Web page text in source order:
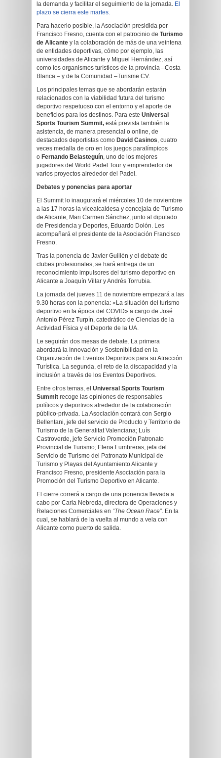
la demanda y facilitar el seguimiento de la jornada. El
plazo se cierra este martes.
Para hacerlo posible, la Asociación presidida por
Francisco Fresno, cuenta con el patrocinio de Turismo
de Alicante y la colaboración de más de una veintena
de entidades deportivas, cómo por ejemplo, las
universidades de Alicante y Miguel Hernández, así
como los organismos turísticos de la provincia –Costa
Blanca – y de la Comunidad –Turisme CV.
Los principales temas que se abordarán estarán
relacionados con la viabilidad futura del turismo
deportivo respetuoso con el entorno y el aporte de
beneficios para los destinos. Para este Universal
Sports Tourism Summit, está prevista también la
asistencia, de manera presencial o online, de
destacados deportistas como David Casinos, cuatro
veces medalla de oro en los juegos paralímpicos
o Fernando Belasteguín, uno de los mejores
jugadores del World Padel Tour y emprendedor de
varios proyectos alrededor del Padel.
Debates y ponencias para aportar
El Summit lo inaugurará el miércoles 10 de noviembre
a las 17 horas la vicealcaldesa y concejala de Turismo
de Alicante, Mari Carmen Sánchez, junto al diputado
de Presidencia y Deportes, Eduardo Dolón. Les
acompañará el presidente de la Asociación Francisco
Fresno.
Tras la ponencia de Javier Guillén y el debate de
clubes profesionales, se hará entrega de un
reconocimiento impulsores del turismo deportivo en
Alicante a Joaquín Villar y Andrés Torrubia.
La jornada del jueves 11 de noviembre empezará a las
9.30 horas con la ponencia: «La situación del turismo
deportivo en la época del COVID» a cargo de José
Antonio Pérez Turpín, catedrático de Ciencias de la
Actividad Física y el Deporte de la UA.
Le seguirán dos mesas de debate. La primera
abordará la Innovación y Sostenibilidad en la
Organización de Eventos Deportivos para su Atracción
Turística. La segunda, el reto de la discapacidad y la
inclusión a través de los Eventos Deportivos.
Entre otros temas, el Universal Sports Tourism
Summit recoge las opiniones de responsables
políticos y deportivos alrededor de la colaboración
público-privada. La Asociación contará con Sergio
Bellentani, jefe del servicio de Producto y Territorio de
Turismo de la Generalitat Valenciana; Luís
Castroverde, jefe Servicio Promoción Patronato
Provincial de Turismo; Elena Lumbreras, jefa del
Servicio de Turismo del Patronato Municipal de
Turismo y Playas del Ayuntamiento Alicante y
Francisco Fresno, presidente Asociación para la
Promoción del Turismo Deportivo en Alicante.
El cierre correrá a cargo de una ponencia llevada a
cabo por Carla Nebreda, directora de Operaciones y
Relaciones Comerciales en “The Ocean Race”. En la
cual, se hablará de la vuelta al mundo a vela con
Alicante como puerto de salida.